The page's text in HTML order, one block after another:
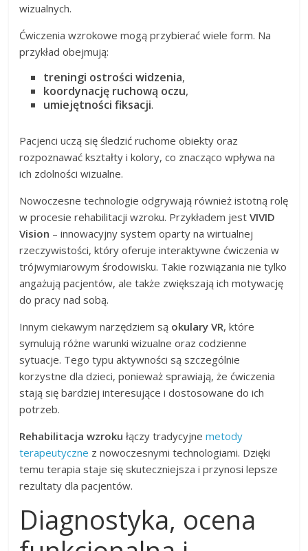
wizualnych.
Ćwiczenia wzrokowe mogą przybierać wiele form. Na
przykład obejmują:
treningi ostrości widzenia,
koordynację ruchową oczu,
umiejętności fiksacji.
Pacjenci uczą się śledzić ruchome obiekty oraz
rozpoznawać kształty i kolory, co znacząco wpływa na
ich zdolności wizualne.
Nowoczesne technologie odgrywają również istotną rolę
w procesie rehabilitacji wzroku. Przykładem jestVIVID
Vision – innowacyjny system oparty na wirtualnej
rzeczywistości, który oferuje interaktywne ćwiczenia w
trójwymiarowym środowisku. Takie rozwiązania nie tylko
angażują pacjentów, ale także zwiększają ich motywację
do pracy nad sobą.
Innym ciekawym narzędziem są okulary VR, które
symulują różne warunki wizualne oraz codzienne
sytuacje. Tego typu aktywności są szczególnie
korzystne dla dzieci, ponieważ sprawiają, że ćwiczenia
stają się bardziej interesujące i dostosowane do ich
potrzeb.
Rehabilitacja wzroku łączy tradycyjnemetody
terapeutyczne z nowoczesnymi technologiami. Dzięki
temu terapia staje się skuteczniejsza i przynosi lepsze
rezultaty dla pacjentów.
Diagnostyka, ocena